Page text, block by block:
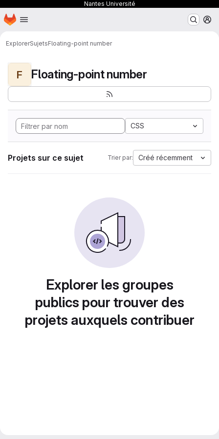
Nantes Université
Passer au contenu principal
Page d'accueil
ExplorerSujetsFloating-point number
F Floating-point number
CSS
Projets sur ce sujet Trier par: Créé récemment
Explorer les groupes
publics pour trouver des
projets auxquels contribuer